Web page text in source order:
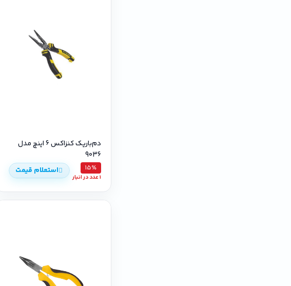
دم‌باریک کنزاکس 6 اینچ مدل
9036
15٪
1 عدد در انبار
استعلام قیمت